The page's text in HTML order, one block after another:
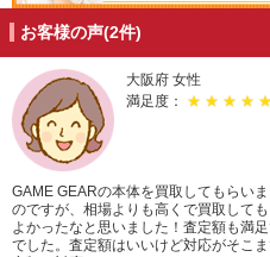
お客様の声(2件)
大阪府 女性
満足度：
★ ★ ★ ★ ★
GAME GEARの本体を買取してもらい
のですが、相場よりも高くで買取して
よかったなと思いました！査定額も満
でした。査定額はいいけど対応がそこ